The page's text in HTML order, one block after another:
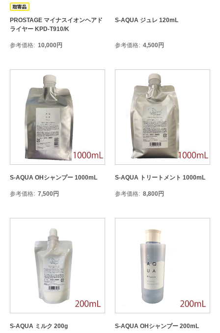
PROSTAGE マイナスイオンヘアド
ライヤー KPD-T910/K
参考価格 10,000円
S-AQUA ジュレ 120mL
参考価格 4,500円
S-AQUA OHシャンプー 1000mL
参考価格 7,500円
S-AQUA トリートメント 1000mL
参考価格 8,800円
S-AQUA ミルク 200g S-AQUA OHシャンプー 200mL